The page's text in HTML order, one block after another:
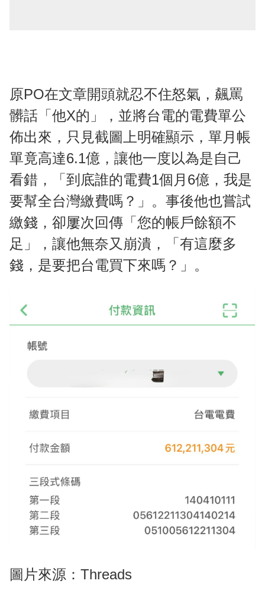
原PO在文章開頭就忍不住怒氣，飆罵
髒話「他X的」，並將台電的電費單公
佈出來，只見截圖上明確顯示，單月帳
單竟高達6.1億，讓他一度以為是自己
看錯，「到底誰的電費1個月6億，我是
要幫全台灣繳費嗎？」。事後他也嘗試
繳錢，卻屢次回傳「您的帳戶餘額不
足」，讓他無奈又崩潰，「有這麼多
錢，是要把台電買下來嗎？」。
圖片來源：Threads